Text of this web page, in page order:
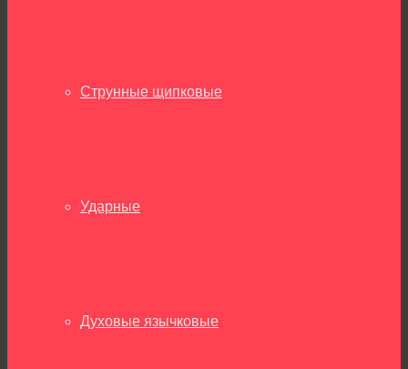
Струнные щипковые
Ударные
Духовые язычковые